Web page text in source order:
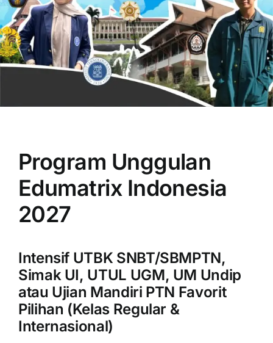
OUR PROGRAM
CONTACT US
Program Unggulan
Edumatrix Indonesia
2027
Intensif UTBK SNBT/SBMPTN,
Simak UI, UTUL UGM, UM Undip
atau Ujian Mandiri PTN Favorit
Pilihan (Kelas Regular &
Internasional)